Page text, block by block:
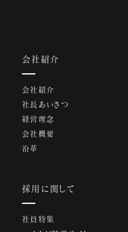
会社紹介
会社紹介
社長あいさつ
経営理念
会社概要
沿革
採用に関して
社員特集